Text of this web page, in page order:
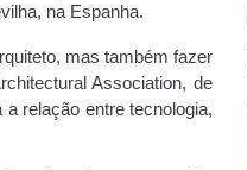
na Espanha.
mas também fazer
Association, de
relação entre tecnologia,